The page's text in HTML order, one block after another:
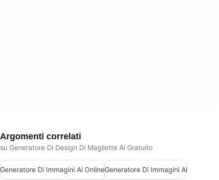
Argomenti correlati
su Generatore Di Design Di Magliette Ai Gratuito
Generatore Di Immagini Ai OnlineGeneratore Di Immagini Ai